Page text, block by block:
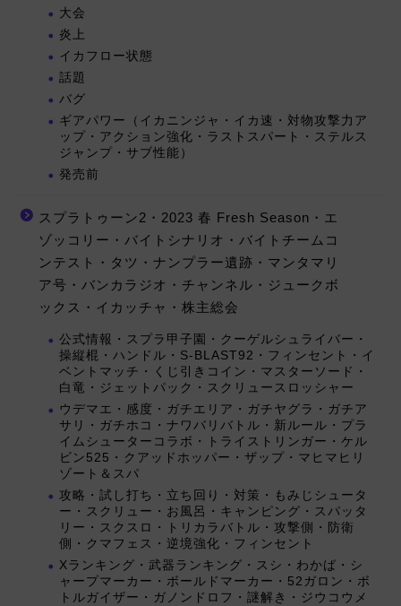
大会
炎上
イカフロー状態
話題
バグ
ギアパワー（イカニンジャ・イカ速・対物攻撃力ア
ップ・アクション強化・ラストスパート・ステルス
ジャンプ・サブ性能）
発売前
スプラトゥーン2・2023 春 Fresh Season・エ
ゾッコリー・バイトシナリオ・バイトチームコ
ンテスト・タツ・ナンプラー遺跡・マンタマリ
ア号・バンカラジオ・チャンネル・ジュークボ
ックス・イカッチャ・株主総会
公式情報・スプラ甲子園・クーゲルシュライバー・
操縦棍・ハンドル・S-BLAST92・フィンセント・イ
ベントマッチ・くじ引きコイン・マスターソード・
白竜・ジェットパック・スクリュースロッシャー
ウデマエ・感度・ガチエリア・ガチヤグラ・ガチア
サリ・ガチホコ・ナワバリバトル・新ルール・プラ
イムシューターコラボ・トライストリンガー・ケル
ビン525・クアッドホッパー・ザップ・マヒマヒリ
ゾート＆スパ
攻略・試し打ち・立ち回り・対策・もみじシュータ
ー・スクリュー・お風呂・キャンピング・スパッタ
リー・スクスロ・トリカラバトル・攻撃側・防衛
側・クマフェス・逆境強化・フィンセント
Xランキング・武器ランキング・スシ・わかば・シ
ャープマーカー・ボールドマーカー・52ガロン・ボ
トルガイザー・ガノンドロフ・謎解き・ジウコウメ